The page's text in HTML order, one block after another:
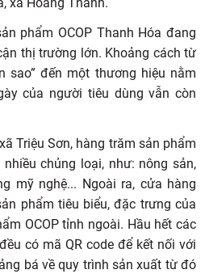
xã Hoằng Thanh.
phẩm OCOP Thanh Hóa đang
thị trường lớn. Khoảng cách từ
sao” đến một thương hiệu nằm
của người tiêu dùng vẫn còn
Triệu Sơn, hàng trăm sản phẩm
chủng loại, như: nông sản,
mỹ nghệ... Ngoài ra, cửa hàng
phẩm tiêu biểu, đặc trưng của
OCOP tỉnh ngoài. Hầu hết các
có mã QR code để kết nối với
bá về quy trình sản xuất từ đó